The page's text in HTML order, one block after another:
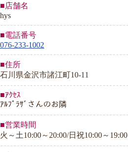
■店舗名
hys
■電話番号
076-233-1002
■住所
石川県金沢市諸江町10-11
■ｱｸｾｽ
ｱﾙﾌﾟﾗｻﾞさんのお隣
■営業時間
火～土10:00～20:00/日祝10:00～19:00